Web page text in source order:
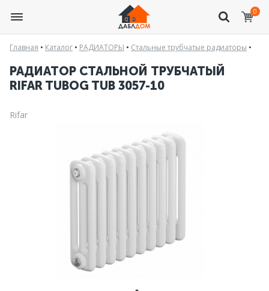
0
Главная • Каталог • РАДИАТОРЫ • Стальные трубчатые радиаторы •
РАДИАТОР СТАЛЬНОЙ ТРУБЧАТЫЙ
RIFAR TUBOG TUB 3057-10
Rifar